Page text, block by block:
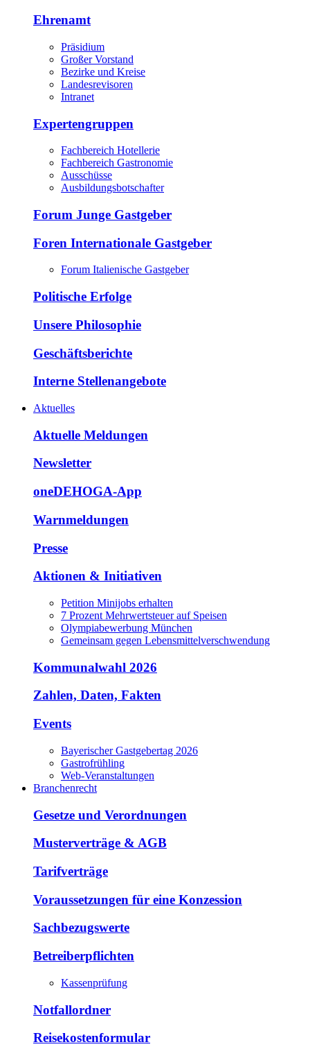
Ehrenamt
Präsidium
Großer Vorstand
Bezirke und Kreise
Landesrevisoren
Intranet
Expertengruppen
Fachbereich Hotellerie
Fachbereich Gastronomie
Ausschüsse
Ausbildungsbotschafter
Forum Junge Gastgeber
Foren Internationale Gastgeber
Forum Italienische Gastgeber
Politische Erfolge
Unsere Philosophie
Geschäftsberichte
Interne Stellenangebote
Aktuelles
Aktuelle Meldungen
Newsletter
oneDEHOGA-App
Warnmeldungen
Presse
Aktionen & Initiativen
Petition Minijobs erhalten
7 Prozent Mehrwertsteuer auf Speisen
Olympiabewerbung München
Gemeinsam gegen Lebensmittelverschwendung
Kommunalwahl 2026
Zahlen, Daten, Fakten
Events
Bayerischer Gastgebertag 2026
Gastrofrühling
Web-Veranstaltungen
Branchenrecht
Gesetze und Verordnungen
Musterverträge & AGB
Tarifverträge
Voraussetzungen für eine Konzession
Sachbezugswerte
Betreiberpflichten
Kassenprüfung
Notfallordner
Reisekostenformular